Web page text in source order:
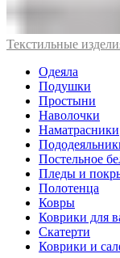
Текстильные
Одеяла
Подушки
Простыни
Наволочки
Наматрасники
Постельное
Пледы и
Полотенца
Ковры
Коврики для
Скатерти
Коврики и